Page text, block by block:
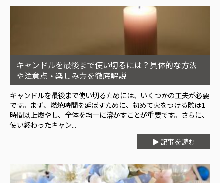
キャンドルを最後まで使い切るには？具体的な方法
や注意点・楽しみ方を徹底解説
キャンドルを最後まで使い切るためには、いくつかの工夫が必要
です。まず、燃焼時間を延ばすために、初めて火をつける際は1
時間以上燃やし、全体を均一に溶かすことが重要です。さらに、
使い終わったキャン...
▶ 記事を読む